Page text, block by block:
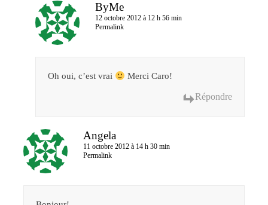
ByMe
12 octobre 2012 à 12 h 56 min
Permalink
Oh oui, c’est vrai Merci Caro!
Répondre
Angela
11 octobre 2012 à 14 h 30 min
Permalink